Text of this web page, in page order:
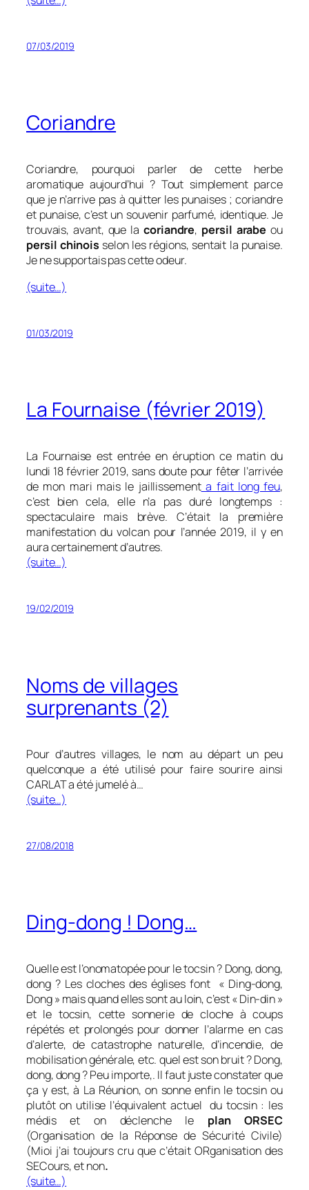
07/03/2019
Coriandre
Coriandre, pourquoi parler de cette herbe
aromatique aujourd’hui ? Tout simplement parce
que je n’arrive pas à quitter les punaises ; coriandre
et punaise, c’est un souvenir parfumé, identique. Je
trouvais, avant, que lacoriandre, persil arabe ou
persil chinois selon les régions, sentait la punaise.
Je ne supportais pas cette odeur.
(suite…)
01/03/2019
La Fournaise (février 2019)
La Fournaise est entrée en éruption ce matin du
lundi 18 février 2019, sans doute pour fêter l’arrivée
de mon mari mais le jaillissementa fait long feu,
c’est bien cela, elle n’a pas duré longtemps :
spectaculaire mais brève. C’était la première
manifestation du volcan pour l’année 2019, il y en
aura certainement d’autres.
(suite…)
19/02/2019
Noms de villages
surprenants (2)
Pour d’autres villages, le nom au départ un peu
quelconque a été utilisé pour faire sourire ainsi
CARLAT a été jumelé à…
(suite…)
27/08/2018
Ding-dong ! Dong…
Quelle est l’onomatopée pour le tocsin ? Dong, dong,
dong ? Les cloches des églises font « Ding-dong,
Dong » mais quand elles sont au loin, c’est « Din-din »
et le tocsin, cette sonnerie de cloche à coups
répétés et prolongés pour donner l’alarme en cas
d’alerte, de catastrophe naturelle, d’incendie, de
mobilisation générale, etc. quel est son bruit ? Dong,
dong, dong ? Peu importe,. Il faut juste constater que
ça y est, à La Réunion, on sonne enfin le tocsin ou
plutôt on utilise l’équivalent actuel du tocsin : les
médis et on déclenche le plan ORSEC
(Organisation de la Réponse de Sécurité Civile)
(Mioi j’ai toujours cru que c’était ORganisation des
SECours, et non.
(suite…)